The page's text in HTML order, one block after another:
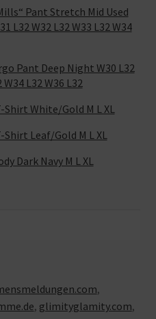
Pant Stretch Mid Used
L32 W32 L32 W33 L32 W34
Pant Deep Night W30 L32
W34 L32 W36 L32
Shirt White/Gold M L XL
Shirt Leaf/Gold M L XL
Dark Navy M L XL
,
, glimityglamity.com,